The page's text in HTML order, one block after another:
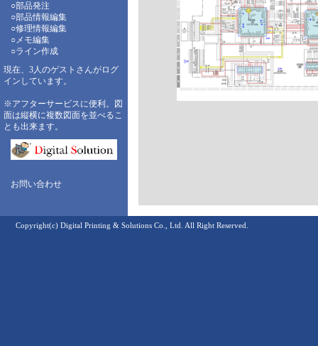
○部品発注
○部品情報編集
○修理情報編集
○メモ編集
○ライン作成
現在、3人のゲストさんがログ
インしています。
※アフターサービスに便利。図
面は縦横に複数図面を並べるこ
とも出来ます。
お問い合わせ
Copyright(c) Digital Printing & Solutions Co., Ltd. All Right Reserved.